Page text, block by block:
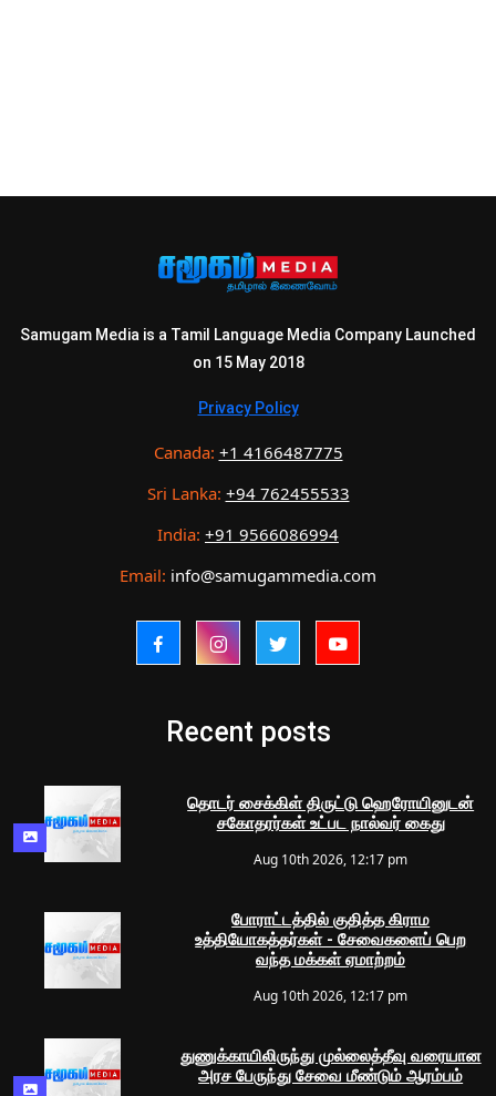
Samugam Media is a Tamil Language Media Company Launched
on 15 May 2018
Privacy Policy
Canada: +1 4166487775
Sri Lanka: +94 762455533
India: +91 9566086994
Email: info@samugammedia.com
Recent posts
தொடர் சைக்கிள் திருட்டு ஹெரோயினுடன்
சகோதரர்கள் உட்பட நால்வர் கைது
Aug 10th 2026, 12:17 pm
போராட்டத்தில் குதித்த கிராம
உத்தியோகத்தர்கள் - சேவைகளைப் பெற
வந்த மக்கள் ஏமாற்றம்
Aug 10th 2026, 12:17 pm
துணுக்காயிலிருந்து முல்லைத்தீவு வரையான
அரச பேருந்து சேவை மீண்டும் ஆரம்பம்